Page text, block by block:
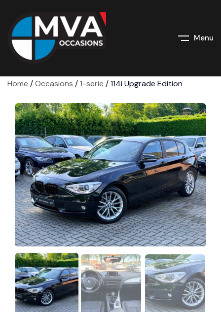
Menu
Home /Occasions /1-serie /114i Upgrade Edition